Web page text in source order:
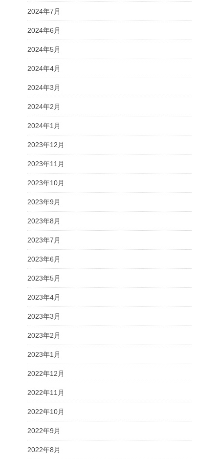
2024年7月
2024年6月
2024年5月
2024年4月
2024年3月
2024年2月
2024年1月
2023年12月
2023年11月
2023年10月
2023年9月
2023年8月
2023年7月
2023年6月
2023年5月
2023年4月
2023年3月
2023年2月
2023年1月
2022年12月
2022年11月
2022年10月
2022年9月
2022年8月